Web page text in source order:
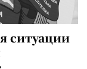
ситуации